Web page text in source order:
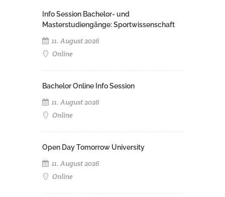
Info Session Bachelor- und
Masterstudiengänge: Sportwissenschaft
11. August 2026
Online
Bachelor Online Info Session
11. August 2026
Online
Open Day Tomorrow University
11. August 2026
Online